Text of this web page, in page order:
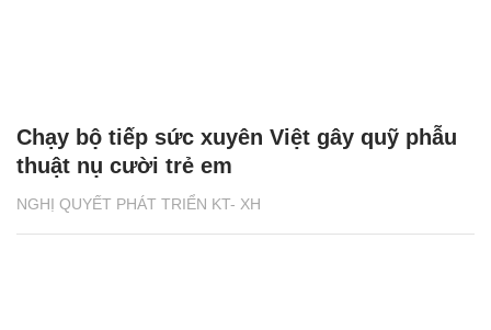
NGHỊ QUYẾT PHÁT TRIỂN KT- XH
Chạy bộ tiếp sức xuyên Việt gây quỹ phẫu
thuật nụ cười trẻ em